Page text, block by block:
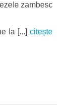
zambesc
la [...] citește